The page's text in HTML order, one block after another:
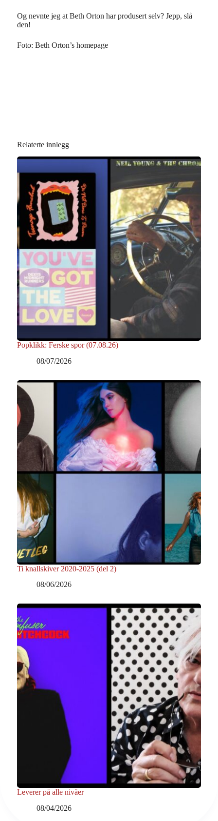
Og nevnte jeg at Beth Orton har produsert selv? Jepp, slå
den!
Foto: Beth Orton’s homepage
Relaterte innlegg
Popklikk: Ferske spor (07.08.26)
08/07/2026
Ti knallskiver 2020-2025 (del 2)
08/06/2026
Leverer på alle nivåer
08/04/2026